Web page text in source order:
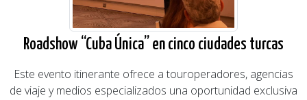
Roadshow “Cuba Única” en cinco ciudades turcas
Este evento itinerante ofrece a touroperadores, agencias
de viaje y medios especializados una oportunidad exclusiva